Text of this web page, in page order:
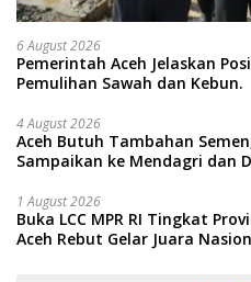
6 August 2026
Pemerintah Aceh Jelaskan
Pemulihan Sawah dan Kebun.
4 August 2026
Aceh Butuh Tambahan
Sampaikan ke Mendagri dan
1 August 2026
Buka LCC MPR RI Tingkat
Aceh Rebut Gelar Juara